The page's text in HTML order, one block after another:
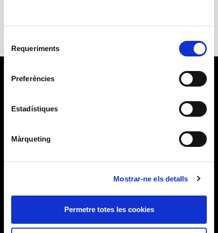
Requeriments
Preferències
Estadístiques
Màrqueting
Mostrar-ne els detalls
Permetre totes les cookies